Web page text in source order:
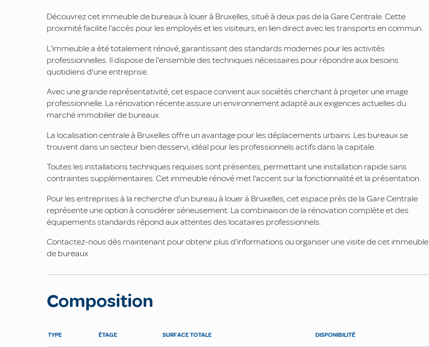
Découvrez cet immeuble de bureaux à louer à Bruxelles, situé à deux pas de la Gare Centrale. Cette
proximité facilite l'accès pour les employés et les visiteurs, en lien direct avec les transports en commun.
L'immeuble a été totalement rénové, garantissant des standards modernes pour les activités
professionnelles. Il dispose de l'ensemble des techniques nécessaires pour répondre aux besoins
quotidiens d'une entreprise.
Avec une grande représentativité, cet espace convient aux sociétés cherchant à projeter une image
professionnelle. La rénovation récente assure un environnement adapté aux exigences actuelles du
marché immobilier de bureaux.
La localisation centrale à Bruxelles offre un avantage pour les déplacements urbains. Les bureaux se
trouvent dans un secteur bien desservi, idéal pour les professionnels actifs dans la capitale.
Toutes les installations techniques requises sont présentes, permettant une installation rapide sans
contraintes supplémentaires. Cet immeuble rénové met l'accent sur la fonctionnalité et la présentation.
Pour les entreprises à la recherche d'un bureau à louer à Bruxelles, cet espace près de la Gare Centrale
représente une option à considérer sérieusement. La combinaison de la rénovation complète et des
équipements standards répond aux attentes des locataires professionnels.
Contactez-nous dès maintenant pour obtenir plus d'informations ou organiser une visite de cet immeuble
de bureaux.
Composition
TYPE ÉTAGE SURFACE TOTALE DISPONIBILITÉ